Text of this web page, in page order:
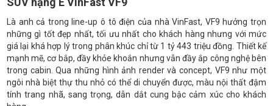
Là anh cả trong line-up ô tô điện của nhà VinFast, VF9 hưởng trọn
những gì tốt đẹp nhất, tối ưu nhất cho khách hàng nhưng với mức
giá lại khá hợp lý trong phân khúc chỉ từ 1 tỷ 443 triệu đồng. Thiết kế
mạnh mẽ, cơ bắp, đầy khỏe khoắn nhưng vẫn đầy ắp công nghệ bên
trong cabin. Qua những hình ảnh render và concept, VF9 như một
ngôi nhà biệt thự thu nhỏ có thể di chuyển được, màu nội thất đậm
tính trang nhã, sang trọng, dẫn dắt cung bậc cảm xúc cho khách